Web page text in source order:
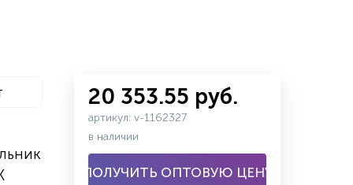
20 353.55 руб.
артикул: v-1162327
в наличии
ПОЛУЧИТЬ ОПТОВУЮ ЦЕНУ